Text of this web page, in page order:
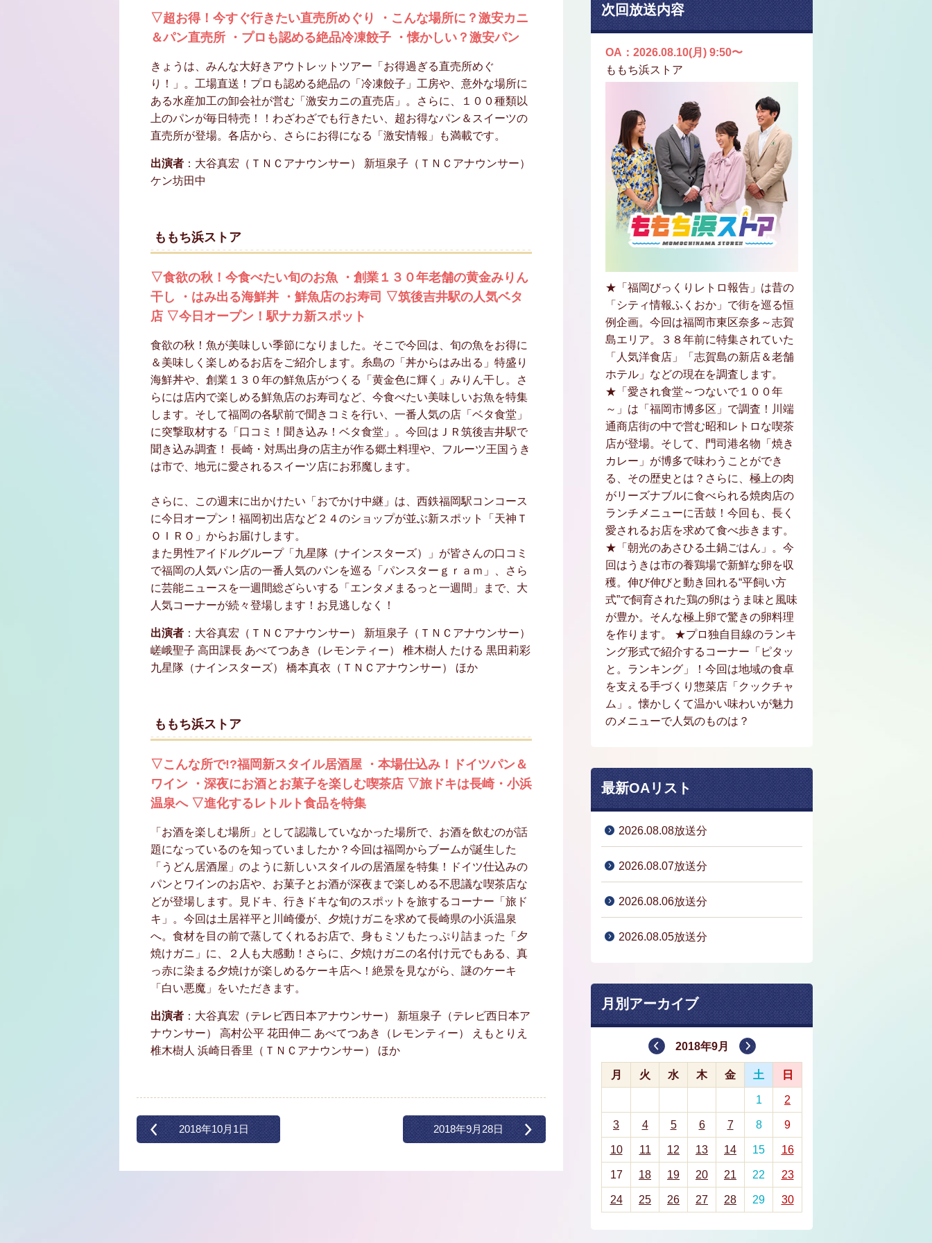
▽超お得！今すぐ行きたい直売所めぐり ・こんな場所に？激安カニ
＆パン直売所 ・プロも認める絶品冷凍餃子 ・懐かしい？激安パン
きょうは、みんな大好きアウトレットツアー「お得過ぎる直売所めぐ
り！」。工場直送！プロも認める絶品の「冷凍餃子」工房や、意外な場所に
ある水産加工の卸会社が営む「激安カニの直売店」。さらに、１００種類以
上のパンが毎日特売！！わざわざでも行きたい、超お得なパン＆スイーツの
直売所が登場。各店から、さらにお得になる「激安情報」も満載です。
出演者 ：大谷真宏（ＴＮＣアナウンサー） 新垣泉子（ＴＮＣアナウンサー）
ケン坊田中
ももち浜ストア
▽食欲の秋！今食べたい旬のお魚 ・創業１３０年老舗の黄金みりん
干し ・はみ出る海鮮丼 ・鮮魚店のお寿司 ▽筑後吉井駅の人気ベタ
店 ▽今日オープン！駅ナカ新スポット
食欲の秋！魚が美味しい季節になりました。そこで今回は、旬の魚をお得に
＆美味しく楽しめるお店をご紹介します。糸島の「丼からはみ出る」特盛り
海鮮丼や、創業１３０年の鮮魚店がつくる「黄金色に輝く」みりん干し。さ
らには店内で楽しめる鮮魚店のお寿司など、今食べたい美味しいお魚を特集
します。そして福岡の各駅前で聞きコミを行い、一番人気の店「ベタ食堂」
に突撃取材する「口コミ！聞き込み！ベタ食堂」。今回はＪＲ筑後吉井駅で
聞き込み調査！ 長崎・対馬出身の店主が作る郷土料理や、フルーツ王国うき
は市で、地元に愛されるスイーツ店にお邪魔します。
さらに、この週末に出かけたい「おでかけ中継」は、西鉄福岡駅コンコース
に今日オープン！福岡初出店など２４のショップが並ぶ新スポット「天神Ｔ
ＯＩＲＯ」からお届けします。
また男性アイドルグループ「九星隊（ナインスターズ）」が皆さんの口コミ
で福岡の人気パン店の一番人気のパンを巡る「パンスターｇｒａｍ」、さら
に芸能ニュースを一週間総ざらいする「エンタメまるっと一週間」まで、大
人気コーナーが続々登場します！お見逃しなく！
出演者 ：大谷真宏（ＴＮＣアナウンサー） 新垣泉子（ＴＮＣアナウンサー）
嵯峨聖子 高田課長 あべてつあき（レモンティー） 椎木樹人 たける 黒田莉彩
九星隊（ナインスターズ） 橋本真衣（ＴＮＣアナウンサー） ほか
ももち浜ストア
▽こんな所で!?福岡新スタイル居酒屋 ・本場仕込み！ドイツパン＆
ワイン ・深夜にお酒とお菓子を楽しむ喫茶店 ▽旅ドキは長崎・小浜
温泉へ ▽進化するレトルト食品を特集
「お酒を楽しむ場所」として認識していなかった場所で、お酒を飲むのが話
題になっているのを知っていましたか？今回は福岡からブームが誕生した
「うどん居酒屋」のように新しいスタイルの居酒屋を特集！ドイツ仕込みの
パンとワインのお店や、お菓子とお酒が深夜まで楽しめる不思議な喫茶店な
どが登場します。見ドキ、行きドキな旬のスポットを旅するコーナー「旅ド
キ」。今回は土居祥平と川崎優が、夕焼けガニを求めて長崎県の小浜温泉
へ。食材を目の前で蒸してくれるお店で、身もミソもたっぷり詰まった「夕
焼けガニ」に、２人も大感動！さらに、夕焼けガニの名付け元でもある、真
っ赤に染まる夕焼けが楽しめるケーキ店へ！絶景を見ながら、謎のケーキ
「白い悪魔」をいただきます。
出演者 ：大谷真宏（テレビ西日本アナウンサー） 新垣泉子（テレビ西日本ア
ナウンサー） 高村公平 花田伸二 あべてつあき（レモンティー） えもとりえ
椎木樹人 浜崎日香里（ＴＮＣアナウンサー） ほか
2018年10月1日 2018年9月28日
次回放送内容
OA：2026.08.10(月) 9:50〜
ももち浜ストア
★「福岡びっくりレトロ報告」は昔の
「シティ情報ふくおか」で街を巡る恒
例企画。今回は福岡市東区奈多～志賀
島エリア。３８年前に特集されていた
「人気洋食店」「志賀島の新店＆老舗
ホテル」などの現在を調査します。
★「愛され食堂～つないで１００年
～」は「福岡市博多区」で調査！川端
通商店街の中で営む昭和レトロな喫茶
店が登場。そして、門司港名物「焼き
カレー」が博多で味わうことができ
る、その歴史とは？さらに、極上の肉
がリーズナブルに食べられる焼肉店の
ランチメニューに舌鼓！今回も、長く
愛されるお店を求めて食べ歩きます。
★「朝光のあさひる土鍋ごはん」。今
回はうきは市の養鶏場で新鮮な卵を収
穫。伸び伸びと動き回れる“平飼い方
式”で飼育された鶏の卵はうま味と風味
が豊か。そんな極上卵で驚きの卵料理
を作ります。 ★プロ独自目線のランキ
ング形式で紹介するコーナー「ピタッ
と。ランキング」！今回は地域の食卓
を支える手づくり惣菜店「クックチャ
ム」。懐かしくて温かい味わいが魅力
のメニューで人気のものは？
最新OAリスト
2026.08.08放送分
2026.08.07放送分
2026.08.06放送分
2026.08.05放送分
月別アーカイブ
2018年9月
月 火 水 木 金 土 日
1 2
3 4 5 6 7 8 9
10 11 12 13 14 15 16
17 18 19 20 21 22 23
24 25 26 27 28 29 30